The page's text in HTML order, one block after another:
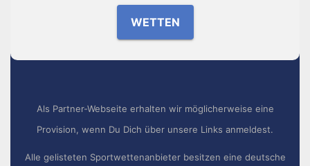
WETTEN
Als Partner-Webseite erhalten wir möglicherweise eine
Provision, wenn Du Dich über unsere Links anmeldest.
Alle gelisteten Sportwettenanbieter besitzen eine deutsche